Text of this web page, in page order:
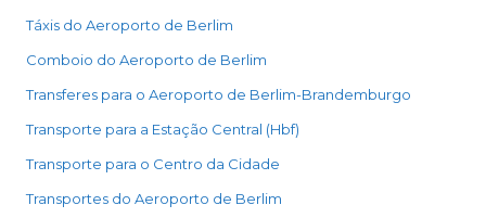
Táxis do Aeroporto de Berlim
Comboio do Aeroporto de Berlim
Transferes para o Aeroporto de Berlim-Brandemburgo
Transporte para a Estação Central (Hbf)
Transporte para o Centro da Cidade
Transportes do Aeroporto de Berlim